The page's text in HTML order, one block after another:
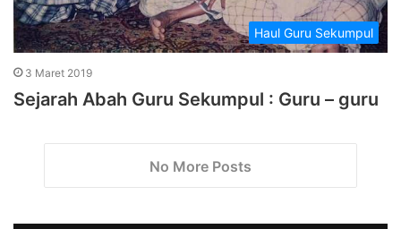
Haul Guru Sekumpul
3 Maret 2019
Sejarah Abah Guru Sekumpul : Guru – guru
No More Posts